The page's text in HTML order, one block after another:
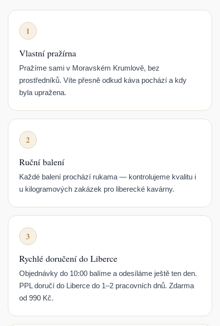
1
Vlastní pražírna
Pražíme sami v Moravském Krumlově, bez
prostředníků. Víte přesně odkud káva pochází a kdy
byla upražena.
2
Ruční balení
Každé balení prochází rukama — kontrolujeme kvalitu i
u kilogramových zakázek pro liberecké kavárny.
3
Rychlé doručení do Liberce
Objednávky do 10:00 balíme a odesíláme ještě ten den.
PPL doručí do Liberce do 1–2 pracovních dnů. Zdarma
od 990 Kč.